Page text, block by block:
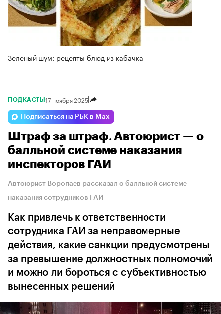
Зеленый шум: рецепты блюд из кабачка
ПОДКАСТЫ 17 ноября 2025
Подписаться на РБК в Max
Штраф за штраф. Автоюрист — о
балльной системе наказания
инспекторов ГАИ
Автоюрист Воропаев рассказал о балльной системе
наказания сотрудников ГАИ
Как привлечь к ответственности
сотрудника ГАИ за неправомерные
действия, какие санкции предусмотрены
за превышение должностных полномочий
и можно ли бороться с субъективностью
вынесенных решений